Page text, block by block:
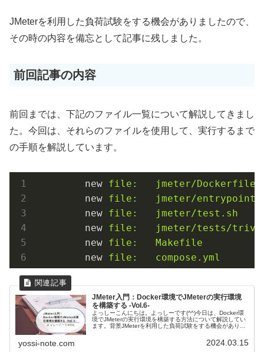
JMeterを利用した負荷試験をする機会がありましたので、
その時の内容を備忘として記事に残しました。
前回記事の内容
前回までは、下記のファイル一覧について解説してきまし
た。今回は、それらのファイルを使用して、実行するまで
の手順を解説しています。
new file:   jmeter/Dockerfile
new file:   jmeter/
new file:   jmeter/test.sh
new file:   jmeter/tests/
new file:   Makefile
new file:   compose.yml
JMeter入門：Docker環境でJMeterの実行環境
を構築する -Vol.6-
よっしーこんにちは。よっしーです(^^)今日は、Docker環
境でJMeterの実行環境を構築する方法について解説してい
ます。背景JMeterを利用した負荷試験をする機会がありま
yossi-note.com 2024.03.15